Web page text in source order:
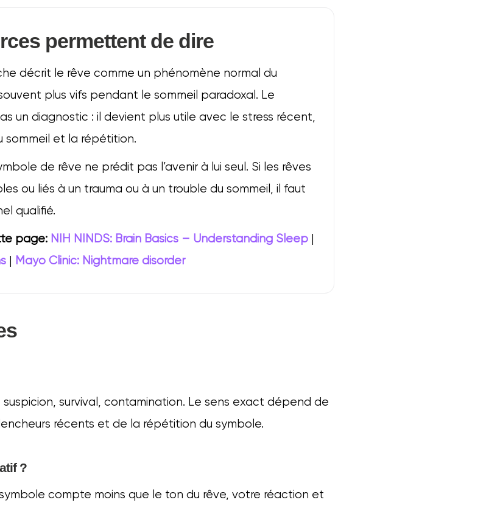
permettent de dire
décrit le rêve comme un phénomène normal du
plus vifs pendant le sommeil paradoxal. Le
un diagnostic : il devient plus utile avec le stress récent,
sommeil et la répétition.
de rêve ne prédit pas l’avenir à lui seul. Si les rêves
ou liés à un trauma ou à un trouble du sommeil, il faut
qualifié.
page: NIH NINDS: Brain Basics – Understanding Sleep
Mayo Clinic: Nightmare disorder
survival, contamination. Le sens exact dépend de
récents et de la répétition du symbole.
?
compte moins que le ton du rêve, votre réaction et